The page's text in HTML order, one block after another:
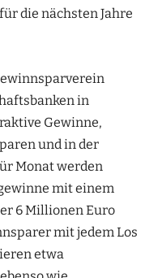
die nächsten Jahre
in
Gewinne,
und in der
Monat werden
mit einem
6 Millionen Euro
mit jedem Los
etwa